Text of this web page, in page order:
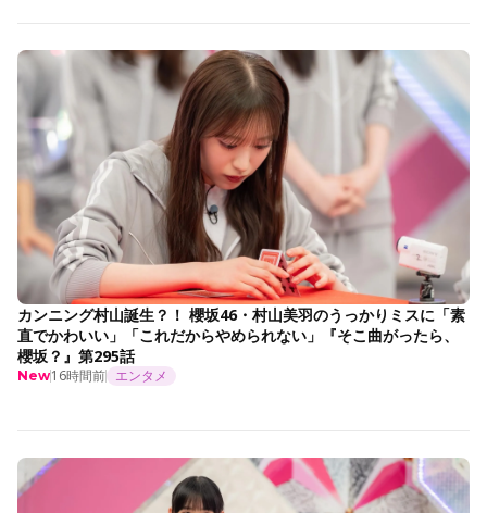
カンニング村山誕生？！ 櫻坂46・村山美羽のうっかりミスに「素
直でかわいい」「これだからやめられない」『そこ曲がったら、
櫻坂？』第295話
New16時間前 エンタメ